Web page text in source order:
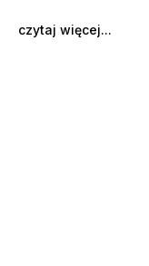
czytaj więcej...